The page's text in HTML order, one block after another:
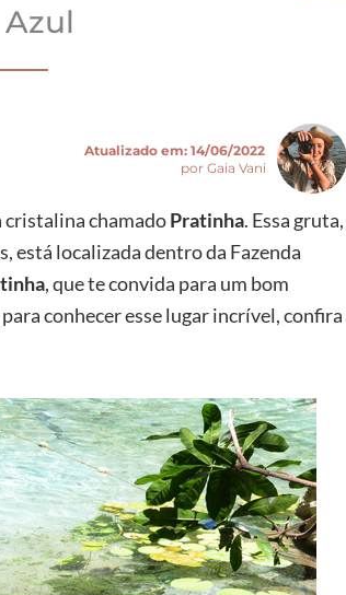
Atualizado em: 14/06/2022
por Gaia Vani
cristalina chamadoPratinha. Essa gruta,
está localizada dentro da Fazenda
, que te convida para um bom
conhecer esse lugar incrível, confira